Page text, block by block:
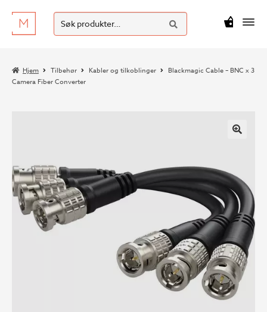
Hopp
til
Hopp
til
Søk
etter:
SØK
kr0
Hjem Tilbehør Kabler og tilkoblinger
Blackmagic Cable – BNC x 3
Camera Fiber Converter